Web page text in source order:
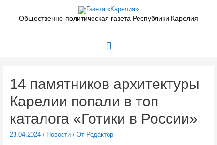
содержимомуОбщественно-политическая газета Республики Карелия
Главное
14 памятников архитектуры
Карелии попали в топ
каталога «Готики в России»
23.04.2024/ Новости/ От Редактор